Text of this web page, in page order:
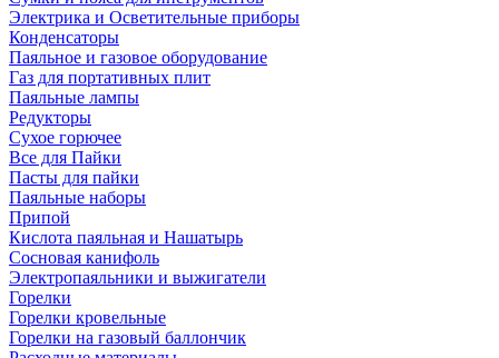
Электрика и Осветительные приборы
Конденсаторы
Паяльное и газовое оборудование
Газ для портативных плит
Паяльные лампы
Редукторы
Сухое горючее
Все для Пайки
Пасты для пайки
Паяльные наборы
Припой
Кислота паяльная и Нашатырь
Сосновая канифоль
Электропаяльники и выжигатели
Горелки
Горелки кровельные
Горелки на газовый баллончик